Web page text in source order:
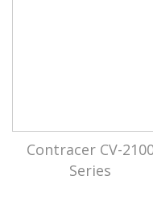
Contracer CV-
Series